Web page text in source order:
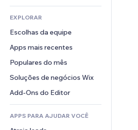
Listas do site
Email
Contabilidade
Cupons e fidelidade
Soluções de armazenamento
Imobiliária
Meus agendamentos
Podcasts
Fotografia
Vídeo
PDF
Compartilhamento de arquivos
Notícias
Privacidade e segurança
Relógio
Templates de página
Efeitos de imagem
Botões e menus
Banners e selos
Calculadoras
Busca
Previsão do tempo
Formulários
Enquetes
Chat
Comentários
Telefone
Comunidade
Avaliações e depoimentos
CRM
EXPLORAR
Escolhas da equipe
Apps mais recentes
Populares do mês
Soluções de negócios Wix
Add-Ons do Editor
APPS PARA AJUDAR VOCÊ